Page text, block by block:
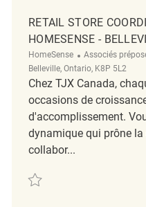
RETAIL STORE
HOMESENSE -
HomeSense Catégorie
Associés
Belleville, Ontario, K8P 5L2
Chez TJX Canada,
occasions de
d'accomplissement.
dynamique qui prône
collabor...
Sauvegarder Retail Store